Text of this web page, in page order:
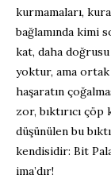
kurmamaları,
bağlamında kimi
kat, daha
yoktur, ama ortak
haşaratın
zor, bıktırıcı çöp
düşünülen bu
kendisidir: Bit
ima’dır!